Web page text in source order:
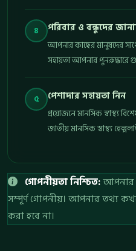
৪ পরিবার ও বন্ধুদের
আপনার কাছের মানুষদের
সহায়তা আপনার পুনরুদ্ধারে
৫ পেশাদার সহায়তা নিন
প্রয়োজনে মানসিক স্বাস্থ্য
জাতীয় মানসিক স্বাস্থ্য
গোপনীয়তা নিশ্চিত:আপনার
সম্পূর্ণ গোপনীয়। আপনার তথ্য
করা হবে না।